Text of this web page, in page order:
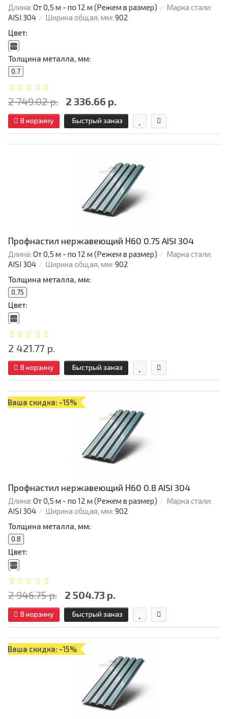
Длина: От 0,5 м - по 12 м (Режем в размер)
Марка стали:
AISI 304
Ширина общая, мм: 902
Цвет:
Толщина металла, мм:
0.7
2 749.02 р. 2 336.66 р.
В корзину Быстрый заказ
Профнастил нержавеющий Н60 0.75 AISI 304
Длина: От 0,5 м - по 12 м (Режем в размер)
Марка стали:
AISI 304
Ширина общая, мм: 902
Толщина металла, мм:
0.75
Цвет:
2 421.77 р.
В корзину Быстрый заказ
Ваша скидка: -15%
Профнастил нержавеющий Н60 0.8 AISI 304
Длина: От 0,5 м - по 12 м (Режем в размер)
Марка стали:
AISI 304
Ширина общая, мм: 902
Толщина металла, мм:
0.8
Цвет:
2 946.75 р. 2 504.73 р.
В корзину Быстрый заказ
Ваша скидка: -15%